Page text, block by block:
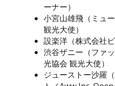
ーナー）
小宮山雄飛（ミュ
観光大使）
設楽洋（株式会社
渋谷ザニー（ファ
光協会 観光大使）
ジューストー沙羅